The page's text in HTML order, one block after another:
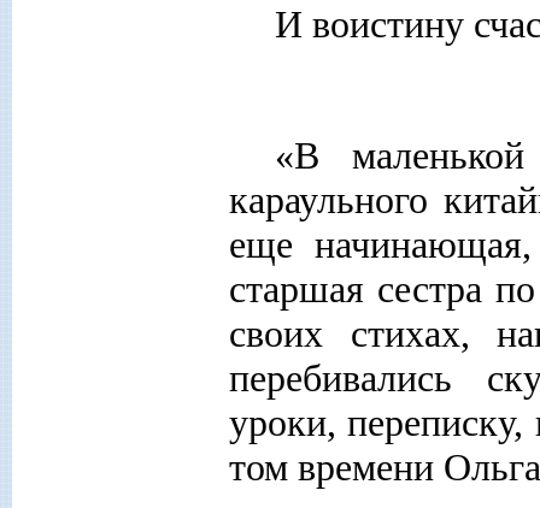
И воистину
«В маленькой
караульного
еще
старшая сестра
своих стихах,
перебивались
уроки,
том времени